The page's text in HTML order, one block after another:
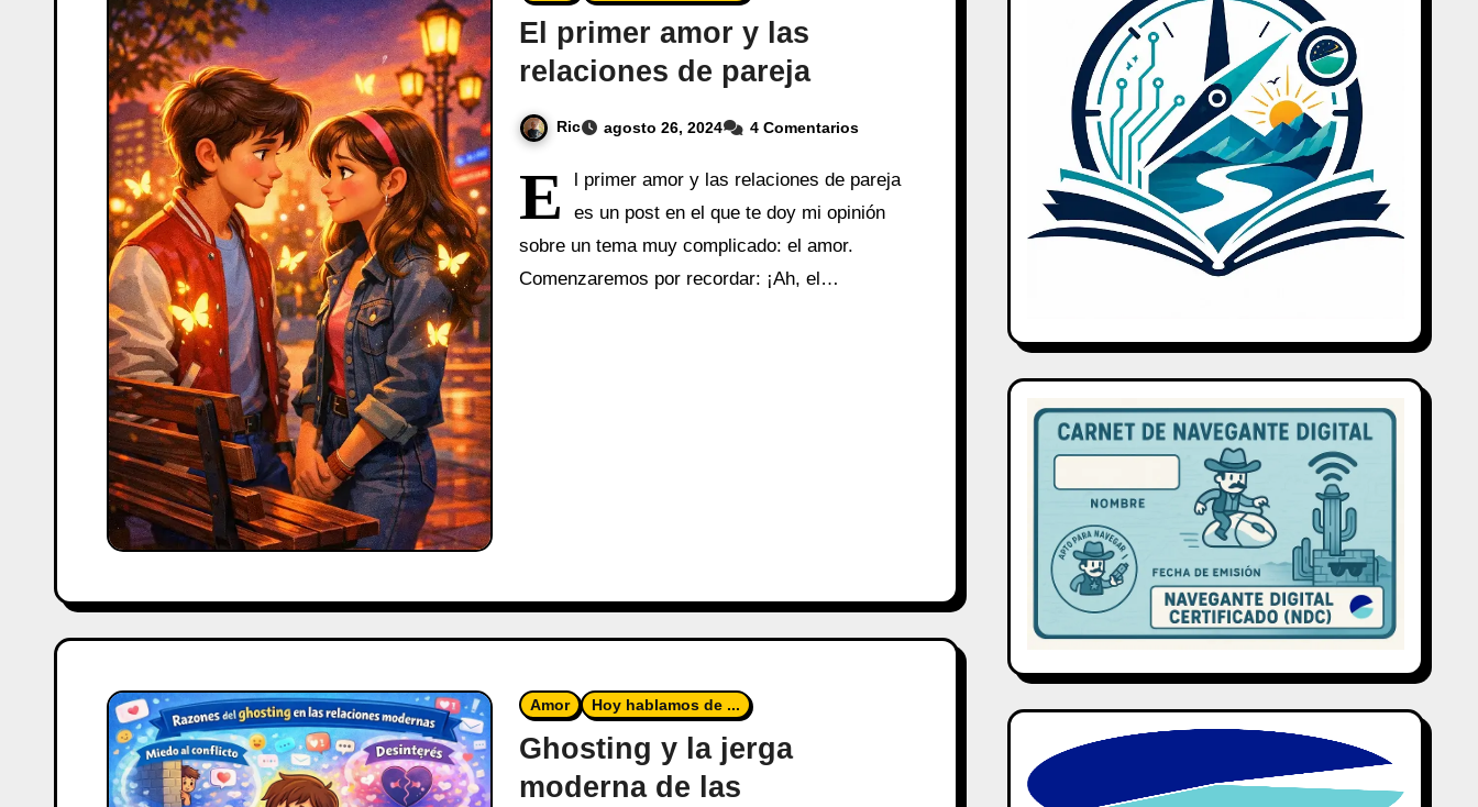
El primer amor y las
relaciones de pareja
Ric agosto 26, 2024 4 Comentarios
E
l primer amor y las relaciones de pareja
es un post en el que te doy mi opinión
sobre un tema muy complicado: el amor.
Comenzaremos por recordar: ¡Ah, el…
Amor Hoy hablamos de ...
Ghosting y la jerga
moderna de las